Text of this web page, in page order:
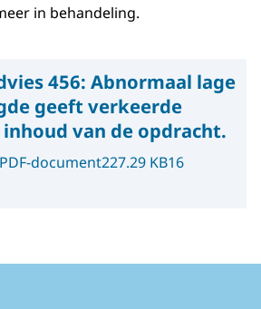
in behandeling.
456: Abnormaal lage
geeft verkeerde
van de opdracht.
PDF-document227.29 KB16